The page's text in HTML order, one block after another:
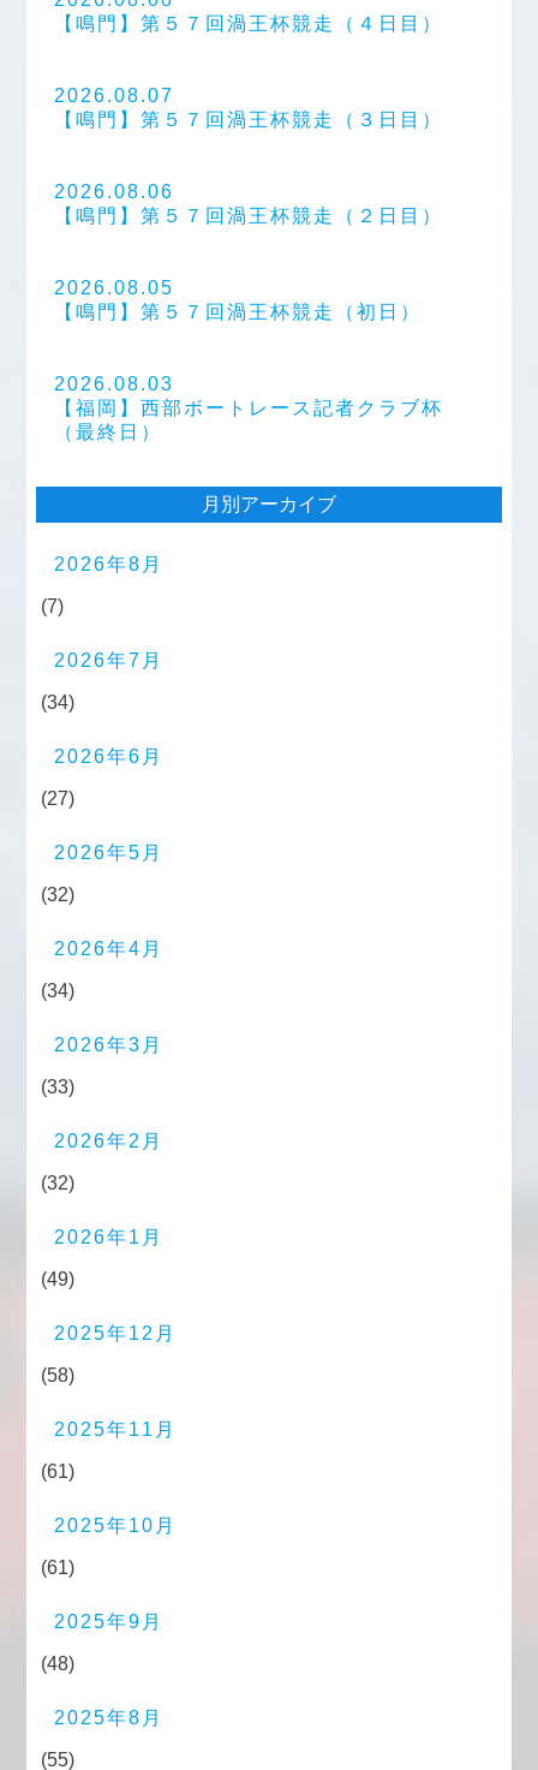
【鳴門】第５７回渦王杯競走（４日目）
2026.08.07
【鳴門】第５７回渦王杯競走（３日目）
2026.08.06
【鳴門】第５７回渦王杯競走（２日目）
2026.08.05
【鳴門】第５７回渦王杯競走（初日）
2026.08.03
【福岡】西部ボートレース記者クラブ杯
（最終日）
月別アーカイブ
2026年8月
(7)
2026年7月
(34)
2026年6月
(27)
2026年5月
(32)
2026年4月
(34)
2026年3月
(33)
2026年2月
(32)
2026年1月
(49)
2025年12月
(58)
2025年11月
(61)
2025年10月
(61)
2025年9月
(48)
2025年8月
(55)